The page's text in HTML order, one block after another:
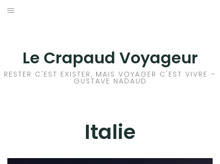
Aller
Le Crapaud Voyageur
RESTER C'EST EXISTER, MAIS VOYAGER C'EST VIVRE –
GUSTAVE NADAUD
Italie
EUROPE